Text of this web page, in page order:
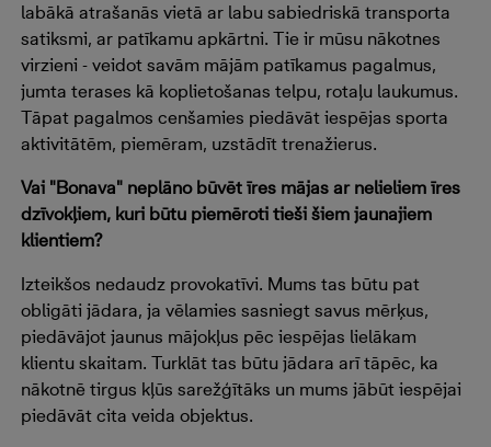
labākā atrašanās vietā ar labu sabiedriskā transporta
satiksmi, ar patīkamu apkārtni. Tie ir mūsu nākotnes
virzieni - veidot savām mājām patīkamus pagalmus,
jumta terases kā koplietošanas telpu, rotaļu laukumus.
Tāpat pagalmos cenšamies piedāvāt iespējas sporta
aktivitātēm, piemēram, uzstādīt trenažierus.
Vai "Bonava" neplāno būvēt īres mājas ar nelieliem īres
dzīvokļiem, kuri būtu piemēroti tieši šiem jaunajiem
klientiem?
Izteikšos nedaudz provokatīvi. Mums tas būtu pat
obligāti jādara, ja vēlamies sasniegt savus mērķus,
piedāvājot jaunus mājokļus pēc iespējas lielākam
klientu skaitam. Turklāt tas būtu jādara arī tāpēc, ka
nākotnē tirgus kļūs sarežģītāks un mums jābūt iespējai
piedāvāt cita veida objektus.